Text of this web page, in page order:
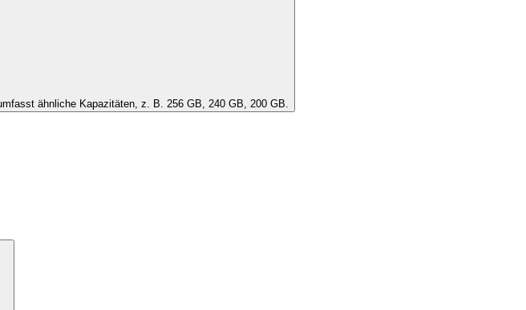
Wählen Sie die Kapazität des Geräts aus. Eine "DensityClass" umfasst ähnliche Kapazitäten, z. B. 256 GB, 240 GB, 200 GB.